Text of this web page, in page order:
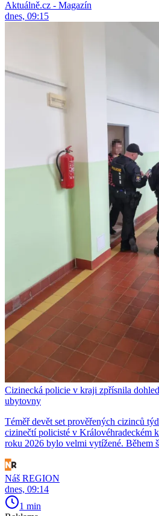
Aktuálně.cz - Magazín
dnes, 09:15
Cizinecká policie v kraji zpřísnila
ubytovny
Téměř devět set prověřených cizinců
cizinečtí policisté v Královéhradeckém
roku 2026 bylo velmi vytížené. Během
Náš REGION
dnes, 09:14
1 min